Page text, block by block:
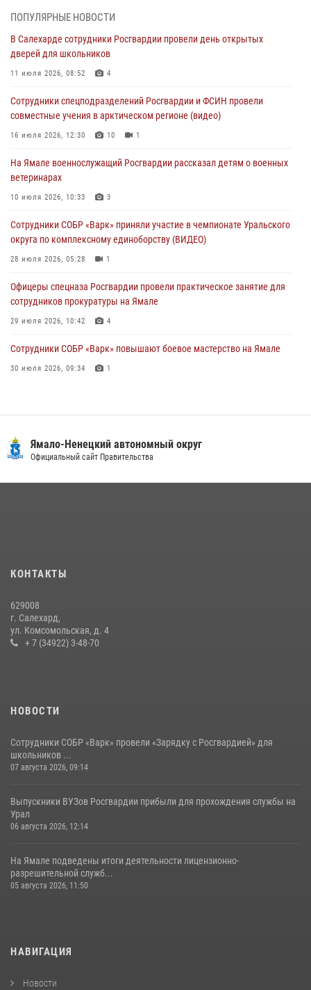
03 августа 2026, 07:21 2
Генерал-полковник Юрий Аверин выступил на Всероссийском
молодёжном образовательном форуме «Территория смыслов»
03 августа 2026, 06:54
Директор Росгвардии Герой России генерал армии Виктор Золотов
поздравил специалистов подразделений тыла с профессиональным
праздником
Сотрудники СОБР «Варк» повышают боевое мастерство на Ямале
30 июля 2026, 09:34 1
Офицеры спецназа Росгвардии провели практическое занятие для
сотрудников прокуратуры на Ямале
29 июля 2026, 10:42 4
ПОПУЛЯРНЫЕ НОВОСТИ
В Салехарде сотрудники Росгвардии провели день открытых
дверей для школьников
11 июля 2026, 08:52 4
Сотрудники спецподразделений Росгвардии и ФСИН провели
совместные учения в арктическом регионе (видео)
16 июля 2026, 12:30 10 1
На Ямале военнослужащий Росгвардии рассказал детям о военных
ветеринарах
10 июля 2026, 10:33 3
Сотрудники СОБР «Варк» приняли участие в чемпионате Уральского
округа по комплексному единоборству (ВИДЕО)
28 июля 2026, 05:28 1
Офицеры спецназа Росгвардии провели практическое занятие для
сотрудников прокуратуры на Ямале
29 июля 2026, 10:42 4
Сотрудники СОБР «Варк» повышают боевое мастерство на Ямале
30 июля 2026, 09:34 1
18 июля 2026, 09:36 3
«Росгвардия. Вехи истории»: войска правопорядка на охране
стратегических объектов поверженной Германии (видео)
«Росгвардия. Вехи истории»: борьба войск правопорядка против
20 июля 2026, 09:03
Ямало-Ненецкий автономный округ
Официальный сайт Правительства
КОНТАКТЫ
629008
г. Салехард,
ул. Комсомольская, д. 4
+ 7 (34922) 3-48-70
НОВОСТИ
Сотрудники СОБР «Варк» провели «Зарядку с Росгвардией» для
школьников ...
07 августа 2026, 09:14
Выпускники ВУЗов Росгвардии прибыли для прохождения службы на
Урал
06 августа 2026, 12:14
На Ямале подведены итоги деятельности лицензионно-
разрешительной служб...
05 августа 2026, 11:50
НАВИГАЦИЯ
Новости